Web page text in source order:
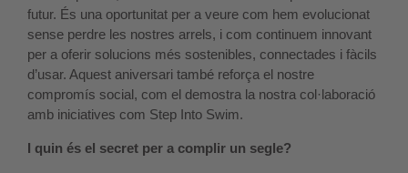
futur. És una oportunitat per a veure com hem evolucionat
sense perdre les nostres arrels, i com continuem innovant
per a oferir solucions més sostenibles, connectades i fàcils
d’usar. Aquest aniversari també reforça el nostre
compromís social, com el demostra la nostra col·laboració
amb iniciatives com Step Into Swim.
I quin és el secret per a complir un segle?